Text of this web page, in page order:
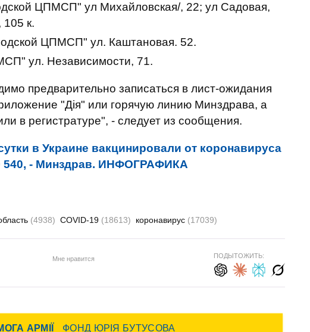
ЦПМСП" ул Михайловская/, 22; ул Садовая,
к.
ЦПМСП" ул. Каштановая. 52.
ул. Независимости, 71.
предварительно записаться в лист-ожидания
"Дія" или горячую линию Минздрава, а
в регистратуре", - следует из сообщения.
в Украине вакцинировали от коронавируса
540, - Минздрав. ИНФОГРАФИКА
(4938) COVID-19 (18613) коронавирус (17039)
Мне нравится ПОДЫТОЖИТЬ: